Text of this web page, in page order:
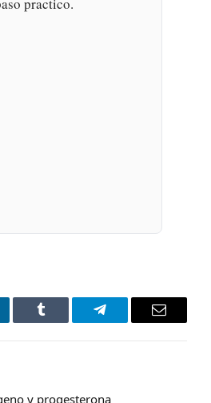
Tumblr Telegram Email
y progesterona